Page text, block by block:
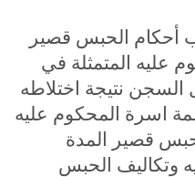
أحكام الحبس قصير
عليه المتمثلة في
السجن نتيجة اختلاطه
اسرة المحكوم عليه
قصير المدة
وتكاليف الحبس